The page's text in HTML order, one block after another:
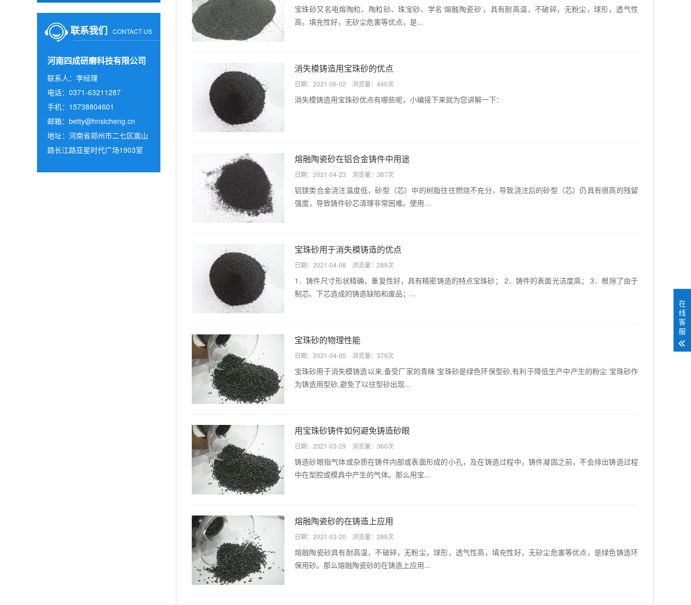
联系我们 CONTACT US
河南四成研磨科技有限公司
联系人：李经理
电话：0371-63211287
手机：15738804601
邮箱： betty@hnsicheng.cn
地址：河南省郑州市二七区嵩山
路长江路亚星时代广场1903室
宝珠砂又名电熔陶粒、陶粒砂、珠宝砂、学名‘熔融陶瓷砂’，具有耐高温，不破碎，无粉尘，球形，透气性
高，填充性好，无矽尘危害等优点，是...
消失模铸造用宝珠砂的优点
日期：2021-06-02 浏览量：440次
消失模铸造用宝珠砂优点有哪些呢，小编接下来就为您讲解一下：
熔融陶瓷砂在铝合金铸件中用途
日期：2021-04-23 浏览量：387次
铝镁类合金浇注温度低，砂型（芯）中的树脂往往燃烧不充分，导致浇注后的砂型（芯）仍具有很高的残留
强度，导致铸件砂芯清理非常困难。使用...
宝珠砂用于消失模铸造的优点
日期：2021-04-08 浏览量：289次
1．铸件尺寸形状精确，重复性好，具有精密铸造的特点宝珠砂； 2．铸件的表面光洁度高； 3．根除了由于
制芯、下芯造成的铸造缺陷和废品；...
宝珠砂的物理性能
日期：2021-04-05 浏览量：379次
宝珠砂用于消失模铸造以来,备受厂家的青睐 宝珠砂是绿色环保型砂,有利于降低生产中产生的粉尘 宝珠砂作
为铸造用型砂,避免了以往型砂出现...
用宝珠砂铸件如何避免铸造砂眼
日期：2021-03-29 浏览量：360次
铸造砂眼指气体或杂质在铸件内部或表面形成的小孔，及在铸造过程中，铸件凝固之前，不会排出铸造过程
中在型腔或模具中产生的气体。那么用宝...
熔融陶瓷砂的在铸造上应用
日期：2021-03-20 浏览量：288次
熔融陶瓷砂具有耐高温，不破碎，无粉尘，球形，透气性高，填充性好，无矽尘危害等优点，是绿色铸造环
保用砂。那么熔融陶瓷砂的在铸造上应用...
在
线
客
服